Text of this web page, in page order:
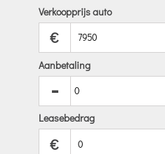
Verkoopprijs auto
€
Aanbetaling
-
Leasebedrag
€